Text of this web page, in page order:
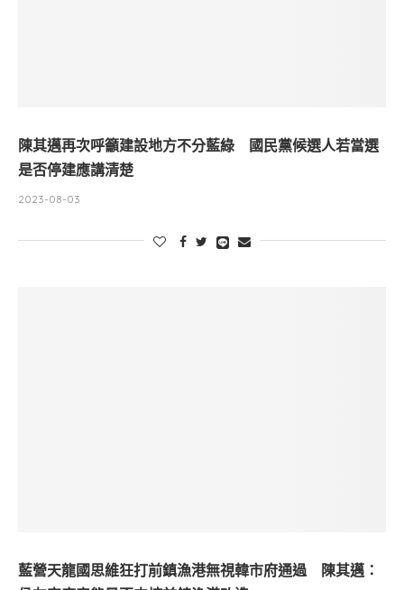
陳其邁再次呼籲建設地方不分藍綠 國民黨候選人若當選
是否停建應講清楚
2023-08-03
藍營天龍國思維狂打前鎮漁港無視韓市府通過 陳其邁：